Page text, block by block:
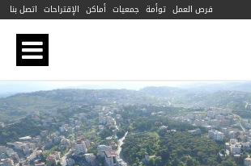
اتصل بنا الإقتراحات أماكن جمعيات توأمة فرص العمل